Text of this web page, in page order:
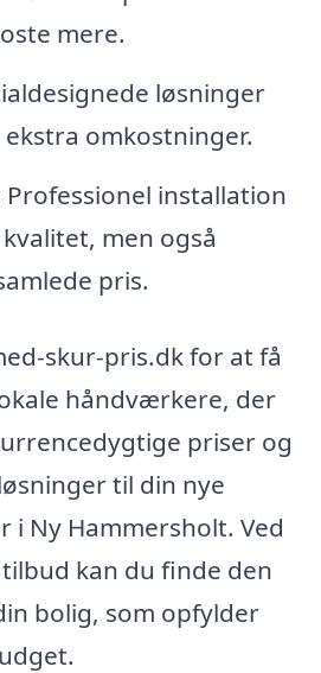
mere.
løsninger
omkostninger.
Professionel installation
men også
pris.
skur-pris.dk for at få
håndværkere, der
priser og
til din nye
i Ny Hammersholt. Ved
kan du finde den
bolig, som opfylder